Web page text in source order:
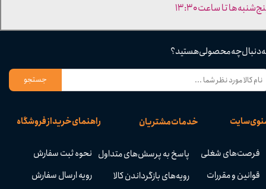
راهنمای خرید از فروشگاه
نحوه ثبت سفارش
رویه ارسال سفارش
خدمات مشتریان
پاسخ به پرسش‌های متداول
رویه‌های بازگرداندن کالا
سایت
فرصت‌های شغلی
قوانین و مقررات
دنبال چه محصولی هستید؟
جستجو
تا ساعت ۱۳:۳۰​​​​​​​